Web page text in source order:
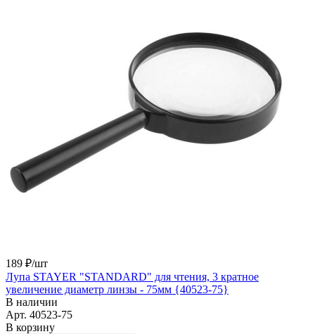
189 ₽/шт
Лупа STAYER "STANDARD" для чтения, 3 кратное
увеличение диаметр линзы - 75мм {40523-75}
В наличии
Арт. 40523-75
В корзину